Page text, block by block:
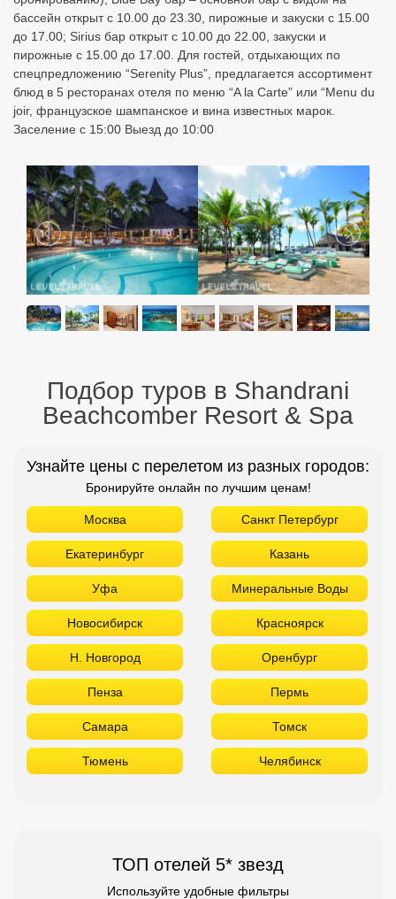
бассейн открыт с 10.00 до 23.30, пирожные и закуски с 15.00
до 17.00; Sirius бар открыт с 10.00 до 22.00, закуски и
пирожные с 15.00 до 17.00. Для гостей, отдыхающих по
спецпредложению “Serenity Plus”, предлагается ассортимент
блюд в 5 ресторанах отеля по меню “A la Carte” или “Menu du
joir, французское шампанское и вина известных марок.
Заселение с 15:00 Выезд до 10:00
Подбор туров в Shandrani
Beachcomber Resort & Spa
Узнайте цены с перелетом из разных городов:
Бронируйте онлайн по лучшим ценам!
Москва Санкт Петербург
Екатеринбург Казань
Уфа Минеральные Воды
Новосибирск Красноярск
Н. Новгород Оренбург
Пенза Пермь
Самара Томск
Тюмень Челябинск
ТОП отелей 5* звезд
Используйте удобные фильтры